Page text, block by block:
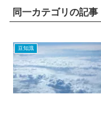
同一カテゴリの記事
豆知識